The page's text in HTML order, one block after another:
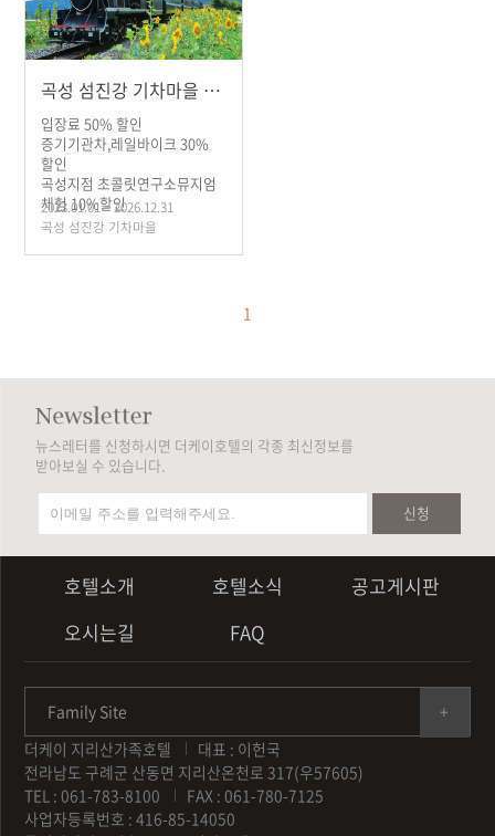
곡성 섬진강 기차마을 할인 안내
입장료 50% 할인
증기기관차,레일바이크 30%
할인
곡성지점 초콜릿연구소뮤지엄
체험 10%할인
2023.01.01 ~ 2026.12.31
곡성 섬진강 기차마을
1
뉴스레터를 신청하시면 더케이호텔의 각종 최신정보를
받아보실 수 있습니다.
신청
호텔소개 호텔소식
공고게시판
오시는길
FAQ
Family Site
더케이 지리산가족호텔
대표 : 이헌국
전라남도 구례군 산동면 지리산온천로 317(우57605)
TEL : 061-783-8100
FAX : 061-780-7125
사업자등록번호 : 416-85-14050